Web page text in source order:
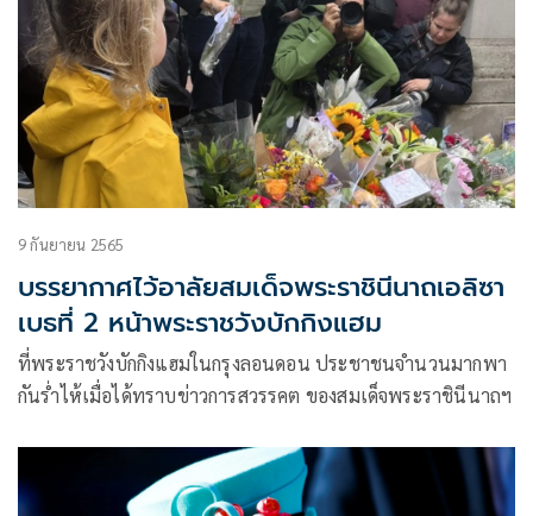
9 กันยายน 2565
บรรยากาศไว้อาลัยสมเด็จพระราชินีนาถเอลิซา
เบธที่ 2 หน้าพระราชวังบักกิงแฮม
ที่พระราชวังบักกิงแฮมในกรุงลอนดอน ประชาชนจำนวนมากพา
กันร่ำไห้เมื่อได้ทราบข่าวการสวรรคต ของสมเด็จพระราชินีนาถฯ